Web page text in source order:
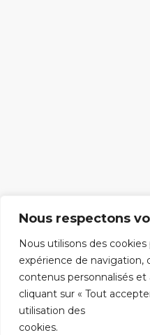
Nous respectons
Nous utilisons des
expérience de navigation,
contenus personnalisés
cliquant sur « Tout
utilisation des
cookies.